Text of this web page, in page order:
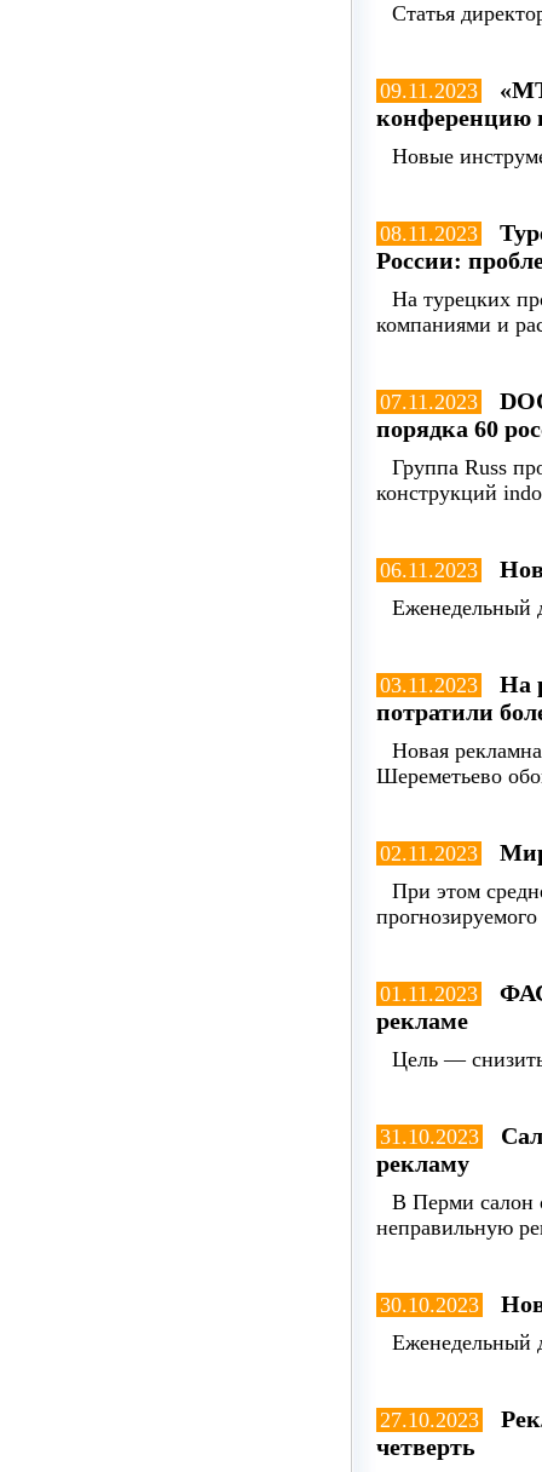
Статья
09.11.2023
конференцию
Новые
08.11.2023
России:
На турецких
компаниями и
07.11.2023
порядка 60
Группа Russ
конструкций
06.11.2023
Еженедельный
03.11.2023
На
потратили
Новая
Шереметьево
02.11.2023
При этом
01.11.2023
рекламе
Цель —
31.10.2023
рекламу
В Перми салон
неправильную
30.10.2023
Еженедельный
27.10.2023
четверть